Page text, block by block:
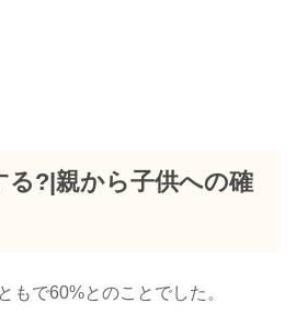
る?|親から子供への確
もで60%とのことでした。